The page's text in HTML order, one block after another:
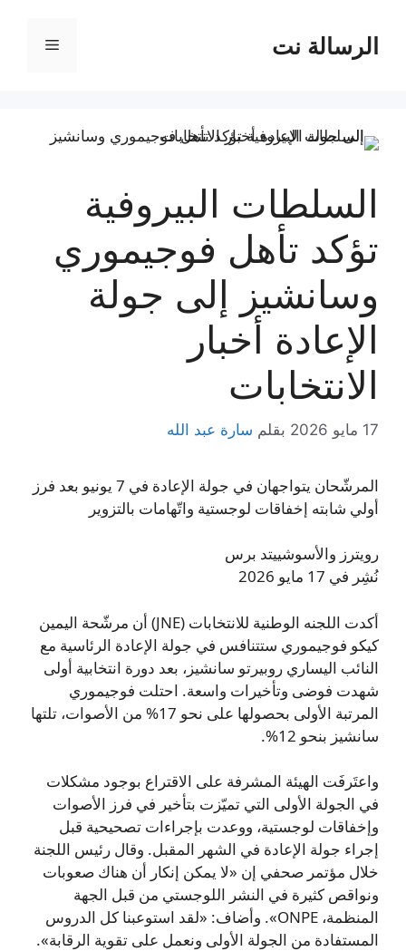
المحتوىالرسالة نت القائمة
السلطات البيروفية
تؤكد تأهل فوجيموري
وسانشيز إلى جولة
الإعادة أخبار
الانتخابات
17 مايو 2026 بقلم سارة عبد الله
المرشّحان يتواجهان في جولة الإعادة في 7 يونيو بعد فرز
أولي شابته إخفاقات لوجستية واتّهامات بالتزوير
رويترز والأسوشييتد برس
نُشِر في 17 مايو 2026
أكدت اللجنه الوطنية للانتخابات (JNE) أن مرشّحة اليمين
كيكو فوجيموري ستتنافس في جولة الإعادة الرئاسية مع
النائب اليساري روبيرتو سانشيز، بعد دورة انتخابية أولى
شهدت فوضى وتأخيرات واسعة. احتلت فوجيموري
المرتبة الأولى بحصولها على نحو 17% من الأصوات، تلتها
سانشيز بنحو 12%.
واعتَرفَت الهيئة المشرفة على الاقتراع بوجود مشكلات
في الجولة الأولى التي تميّزت بتأخير في فرز الأصوات
وإخفاقات لوجستية، ووعدت بإجراءات تصحيحية قبل
إجراء جولة الإعادة في الشهر المقبل. وقال رئيس اللجنة
خلال مؤتمر صحفي إن «لا يمكن إنكار أن هناك صعوبات
ونواقص كثيرة في النشر اللوجستي من قبل الجهة
المنظمة، ONPE». وأضاف: «لقد استوعبنا كل الدروس
المستفادة من الجولة الأولى ونعمل على تقوية الرقابة».